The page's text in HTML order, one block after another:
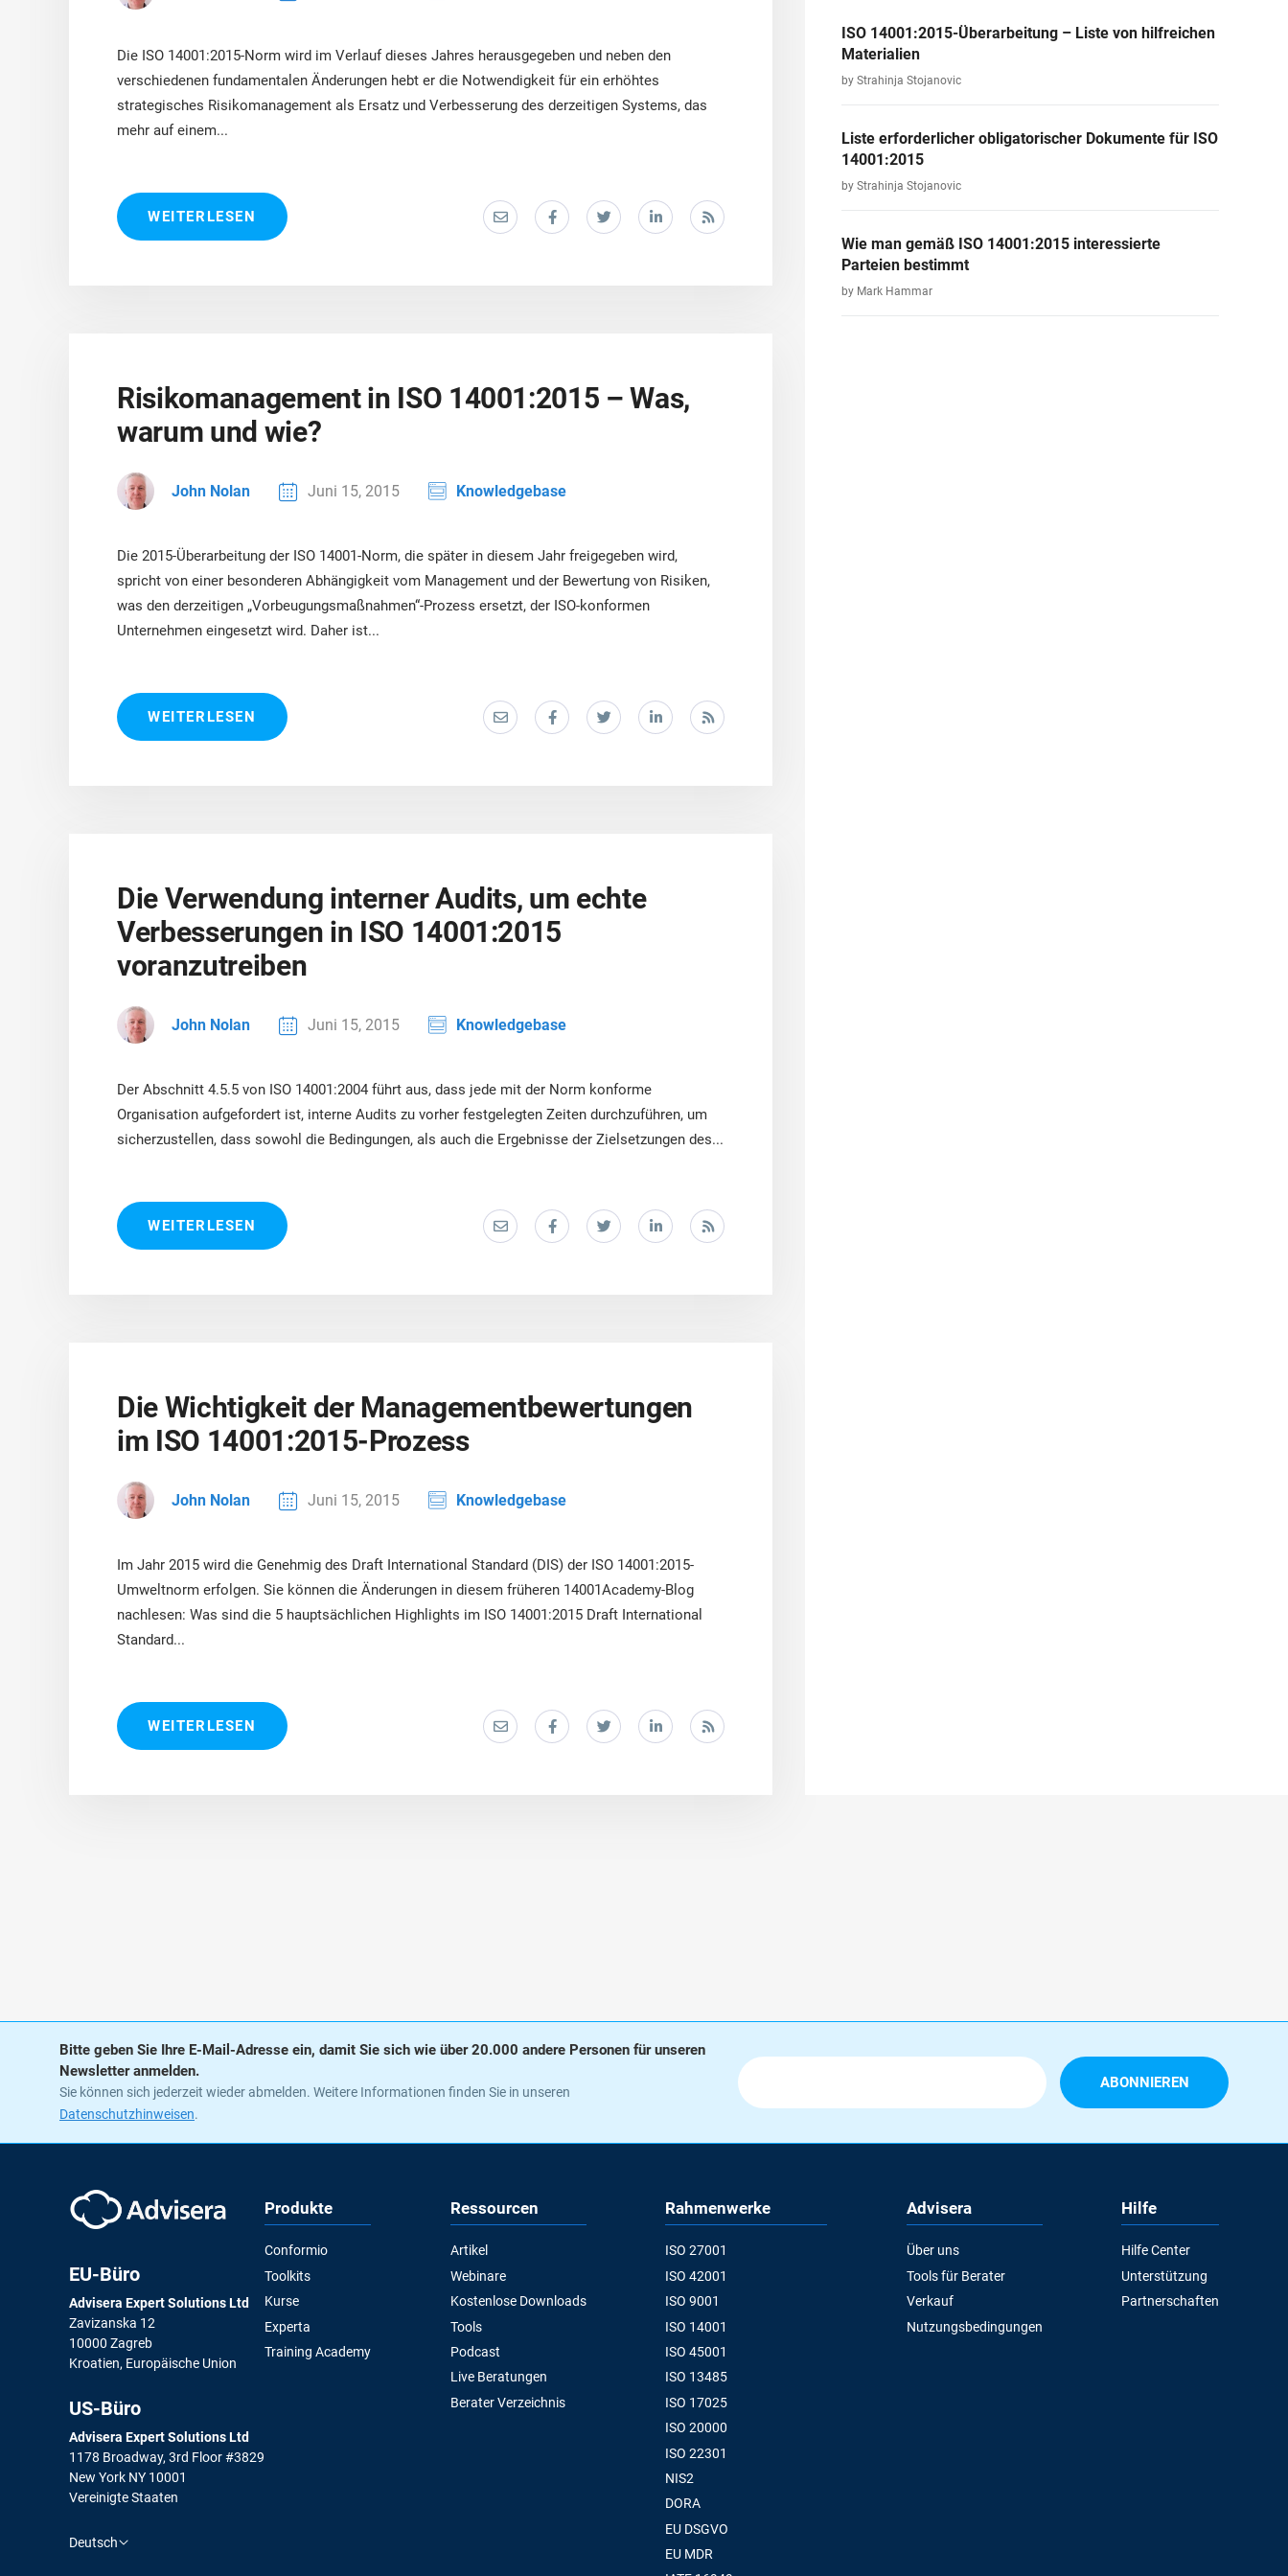
Die ISO 14001:2015-Norm wird im Verlauf dieses Jahres herausgegeben und neben den
verschiedenen fundamentalen Änderungen hebt er die Notwendigkeit für ein erhöhtes
strategisches Risikomanagement als Ersatz und Verbesserung des derzeitigen Systems, das
mehr auf einem...
WEITERLESEN
Risikomanagement in ISO 14001:2015 – Was,
warum und wie?
John Nolan Juni 15, 2015 Knowledgebase
Die 2015-Überarbeitung der ISO 14001-Norm, die später in diesem Jahr freigegeben wird,
spricht von einer besonderen Abhängigkeit vom Management und der Bewertung von Risiken,
was den derzeitigen „Vorbeugungsmaßnahmen“-Prozess ersetzt, der ISO-konformen
Unternehmen eingesetzt wird. Daher ist...
WEITERLESEN
Die Verwendung interner Audits, um echte
Verbesserungen in ISO 14001:2015
voranzutreiben
John Nolan Juni 15, 2015 Knowledgebase
Der Abschnitt 4.5.5 von ISO 14001:2004 führt aus, dass jede mit der Norm konforme
Organisation aufgefordert ist, interne Audits zu vorher festgelegten Zeiten durchzuführen, um
sicherzustellen, dass sowohl die Bedingungen, als auch die Ergebnisse der Zielsetzungen des...
WEITERLESEN
Die Wichtigkeit der Managementbewertungen
im ISO 14001:2015-Prozess
John Nolan Juni 15, 2015 Knowledgebase
Im Jahr 2015 wird die Genehmig des Draft International Standard (DIS) der ISO 14001:2015-
Umweltnorm erfolgen. Sie können die Änderungen in diesem früheren 14001Academy-Blog
nachlesen: Was sind die 5 hauptsächlichen Highlights im ISO 14001:2015 Draft International
Standard...
WEITERLESEN
ISO 14001:2015-Überarbeitung – Liste von hilfreichen
Materialien
by Strahinja Stojanovic
Liste erforderlicher obligatorischer Dokumente für ISO
14001:2015
by Strahinja Stojanovic
Wie man gemäß ISO 14001:2015 interessierte
Parteien bestimmt
by Mark Hammar
Bitte geben Sie Ihre E-Mail-Adresse ein, damit Sie sich wie über 20.000 andere Personen für unseren
Newsletter anmelden.
Sie können sich jederzeit wieder abmelden. Weitere Informationen finden Sie in unseren
Datenschutzhinweisen.
EU-Büro
Advisera Expert Solutions Ltd
Zavizanska 12
10000 Zagreb
Kroatien, Europäische Union
US-Büro
Advisera Expert Solutions Ltd
1178 Broadway, 3rd Floor #3829
New York NY 10001
Vereinigte Staaten
Deutsch
Produkte
Conformio
Toolkits
Kurse
Experta
Training Academy
Ressourcen
Artikel
Webinare
Kostenlose Downloads
Tools
Podcast
Live Beratungen
Berater Verzeichnis
Rahmenwerke
ISO 27001
ISO 42001
ISO 9001
ISO 14001
ISO 45001
ISO 13485
ISO 17025
ISO 20000
ISO 22301
NIS2
DORA
EU DSGVO
EU MDR
Advisera
Über uns
Tools für Berater
Verkauf
Nutzungsbedingungen
Hilfe
Hilfe Center
Unterstützung
Partnerschaften